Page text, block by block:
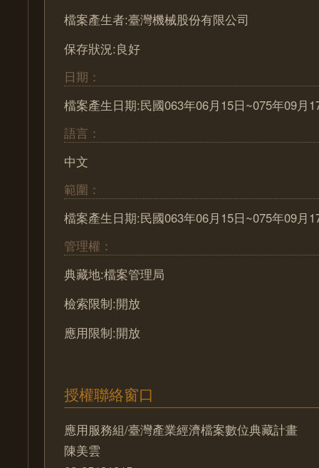
檔案產生者:臺灣機械股份有限公司
保存狀況:良好
日期：
檔案產生日期:民國063年06月15日~075年09月
語言：
中文
範圍：
檔案產生日期:民國063年06月15日~075年09月
管理權：
典藏地:檔案管理局
檢索限制:開放
應用限制:開放
授權聯絡窗口
應用服務組/臺灣產業經濟檔案數位典藏計畫
陳美雲